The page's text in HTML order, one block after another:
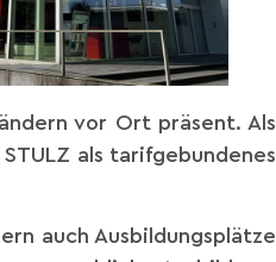
vor Ort präsent. Als
als tarifgebundenes
auch Ausbildungsplätze